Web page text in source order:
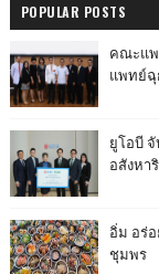
POPULAR POSTS
คณะแพ
แพทย์ฉุ
ยูโอบี
อสังหา
อิ่ม อร่
ชุมพร